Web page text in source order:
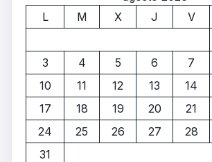
L
M X J V
3
4 5 6 7
10
11 12 13 14
17
18 19 20 21
24
25 26 27 28
31